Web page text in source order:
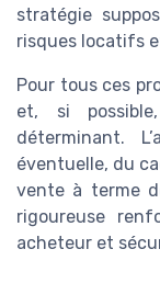
stratégie
risques locatifs
Pour tous ces
et, si
déterminant.
éventuelle, du
vente à terme
rigoureuse
acheteur et